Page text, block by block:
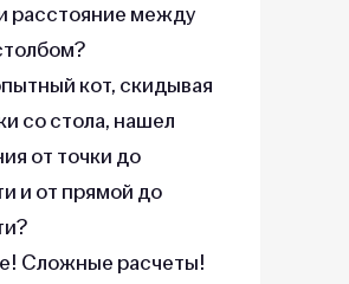
расстояние между
кот, скидывая
со стола, нашел
от точки до
и от прямой до
Сложные расчеты!